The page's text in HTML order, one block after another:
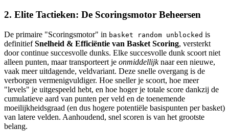
2. Elite Tactieken: De Scoringsmotor Beheersen
De primaire "Scoringsmotor" in basket random unblocked is
definitiefSnelheid & Efficiëntie van Basket Scoring, versterkt
door continue succesvolle dunks. Elke succesvolle dunk scoort niet
alleen punten, maar transporteert je onmiddellijknaar een nieuwe,
vaak meer uitdagende, veldvariant. Deze snelle overgang is de
verborgen vermenigvuldiger. Hoe sneller je scoort, hoe meer
"levels" je uitgespeeld hebt, en hoe hoger je totale score dankzij de
cumulatieve aard van punten per veld en de toenemende
moeilijkheidsgraad (en dus hogere potentiële basispunten per basket)
van latere velden. Aanhoudend, snel scoren is van het grootste
belang.